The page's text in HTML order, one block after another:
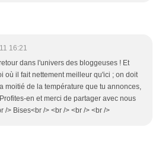
16:21
dans l'univers des bloggeuses ! Et
où il fait nettement meilleur qu'ici ; on doit
moitié de la température que tu annonces,
en et merci de partager avec nous
/> Bises<br /> <br /> <br /> <br />